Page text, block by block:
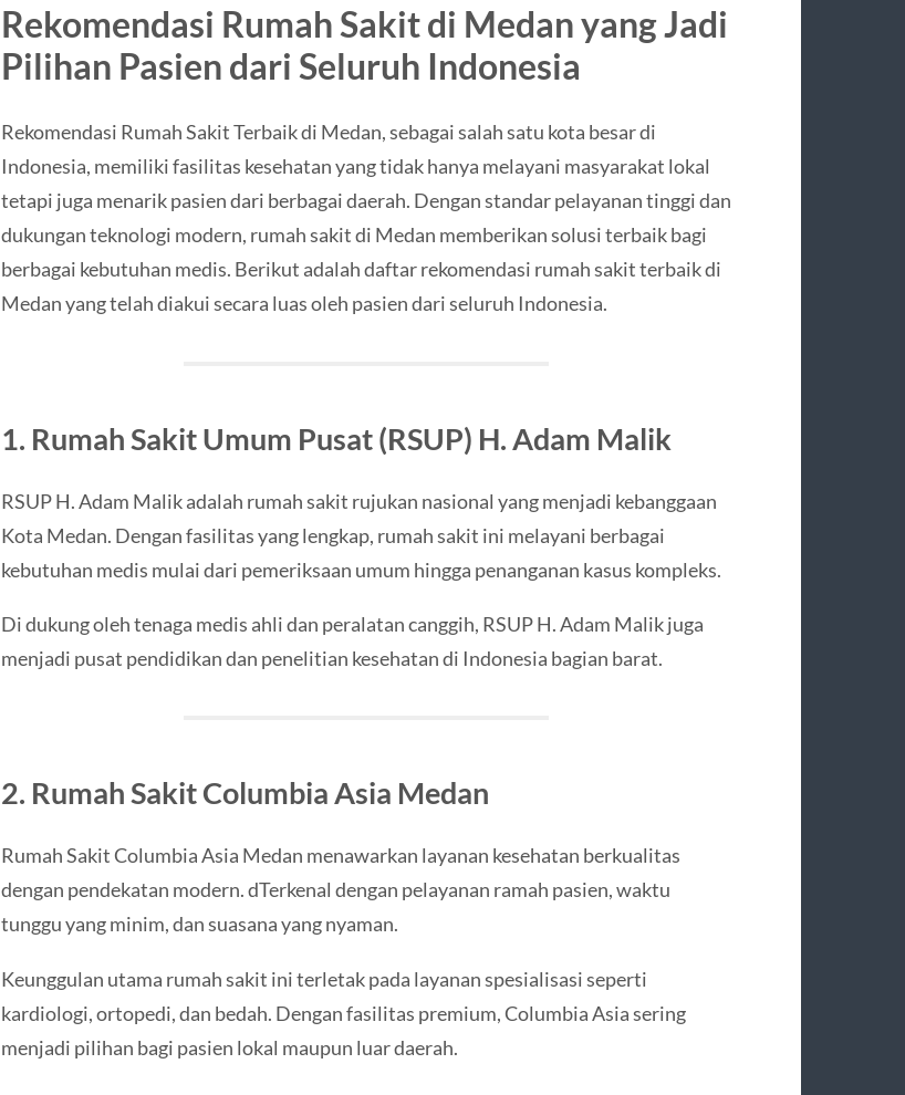
Rekomendasi Rumah Sakit di Medan yang Jadi
Pilihan Pasien dari Seluruh Indonesia
Rekomendasi Rumah Sakit Terbaik di Medan, sebagai salah satu kota besar di
Indonesia, memiliki fasilitas kesehatan yang tidak hanya melayani masyarakat lokal
tetapi juga menarik pasien dari berbagai daerah. Dengan standar pelayanan tinggi dan
dukungan teknologi modern, rumah sakit di Medan memberikan solusi terbaik bagi
berbagai kebutuhan medis. Berikut adalah daftar rekomendasi rumah sakit terbaik di
Medan yang telah diakui secara luas oleh pasien dari seluruh Indonesia.
1. Rumah Sakit Umum Pusat (RSUP) H. Adam Malik
RSUP H. Adam Malik adalah rumah sakit rujukan nasional yang menjadi kebanggaan
Kota Medan. Dengan fasilitas yang lengkap, rumah sakit ini melayani berbagai
kebutuhan medis mulai dari pemeriksaan umum hingga penanganan kasus kompleks.
Di dukung oleh tenaga medis ahli dan peralatan canggih, RSUP H. Adam Malik juga
menjadi pusat pendidikan dan penelitian kesehatan di Indonesia bagian barat.
2. Rumah Sakit Columbia Asia Medan
Rumah Sakit Columbia Asia Medan menawarkan layanan kesehatan berkualitas
dengan pendekatan modern. dTerkenal dengan pelayanan ramah pasien, waktu
tunggu yang minim, dan suasana yang nyaman.
Keunggulan utama rumah sakit ini terletak pada layanan spesialisasi seperti
kardiologi, ortopedi, dan bedah. Dengan fasilitas premium, Columbia Asia sering
menjadi pilihan bagi pasien lokal maupun luar daerah.